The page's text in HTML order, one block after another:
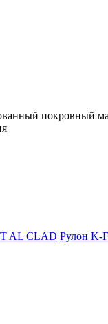
покровный
AL CLAD Рулон K-